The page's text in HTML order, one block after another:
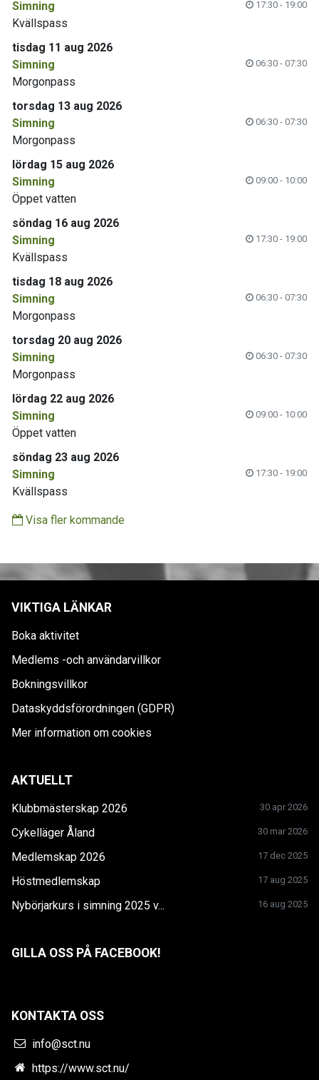
Simning
17:30 - 19:00
Kvällspass
tisdag 11 aug 2026
Simning
06:30 - 07:30
Morgonpass
torsdag 13 aug 2026
Simning
06:30 - 07:30
Morgonpass
lördag 15 aug 2026
Simning
09:00 - 10:00
Öppet vatten
söndag 16 aug 2026
Simning
17:30 - 19:00
Kvällspass
tisdag 18 aug 2026
Simning
06:30 - 07:30
Morgonpass
torsdag 20 aug 2026
Simning
06:30 - 07:30
Morgonpass
lördag 22 aug 2026
Simning
09:00 - 10:00
Öppet vatten
söndag 23 aug 2026
Simning
17:30 - 19:00
Kvällspass
Visa fler kommande
VIKTIGA LÄNKAR
Boka aktivitet
Medlems -och användarvillkor
Bokningsvillkor
Dataskyddsförordningen (GDPR)
Mer information om cookies
AKTUELLT
Klubbmästerskap 2026 30 apr 2026
Cykelläger Åland 30 mar 2026
Medlemskap 2026 17 dec 2025
Höstmedlemskap 17 aug 2025
Nybörjarkurs i simning 2025 v... 16 aug 2025
GILLA OSS PÅ FACEBOOK!
KONTAKTA OSS
info@sct.nu
https://www.sct.nu/